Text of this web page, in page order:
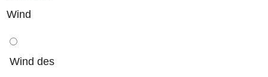
Wind
Wind des